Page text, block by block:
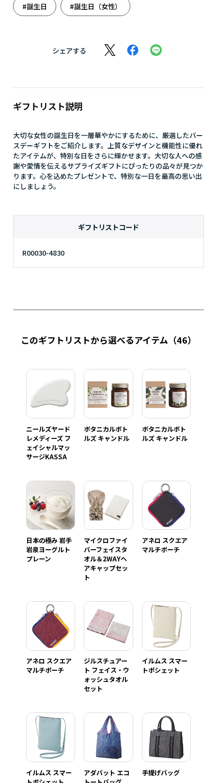
#誕生日 #誕生日（女性）
シェアする
ギフトリスト説明
大切な女性の誕生日を一層華やかにするために、厳選したバー
スデーギフトをご紹介します。上質なデザインと機能性に優れ
たアイテムが、特別な日をさらに輝かせます。大切な人への感
謝や愛情を伝えるサプライズギフトにぴったりの品々が見つか
ります。心を込めたプレゼントで、特別な一日を最高の思い出
にしましょう。
ギフトリストコード
R00030-4830
このギフトリストから選べるアイテム （46）
ニールズヤード
レメディーズ フ
ェイシャルマッ
サージKASSA
ボタニカルボト
ルズ キャンドル
ボタニカルボト
ルズ キャンドル
日本の極み 岩手
岩泉ヨーグルト
プレーン
マイクロファイ
バーフェイスタ
オル＆2WAYヘ
アキャップセッ
ト
アネロ スクエア
マルチポーチ
アネロ スクエア
マルチポーチ
ジルスチュアー
ト フェイス・ウ
ォッシュタオル
セット
イルムス スマー
トポシェット
イルムス スマー
アダバット エコ
手提げバッグ